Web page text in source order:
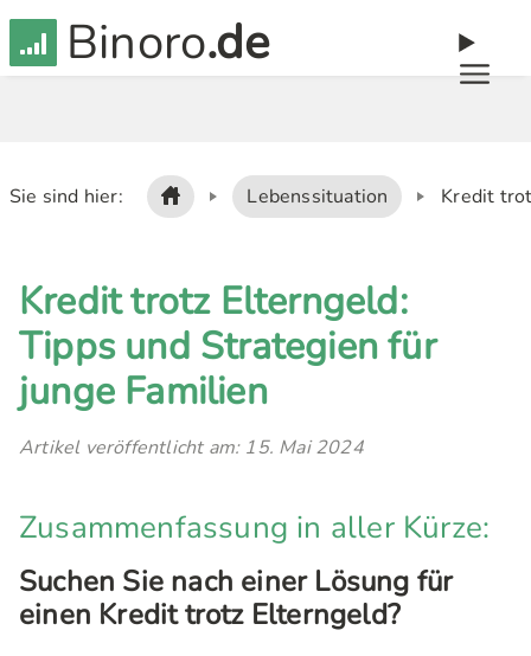
Binoro.de
Sie sind hier: Lebenssituation Kredit
Kredit trotz Elterngeld:
Tipps und Strategien für
junge Familien
Artikel veröffentlicht am: 15. Mai 2024
Zusammenfassung in aller Kürze:
Suchen Sie nach einer Lösung für
einen Kredit trotz Elterngeld?